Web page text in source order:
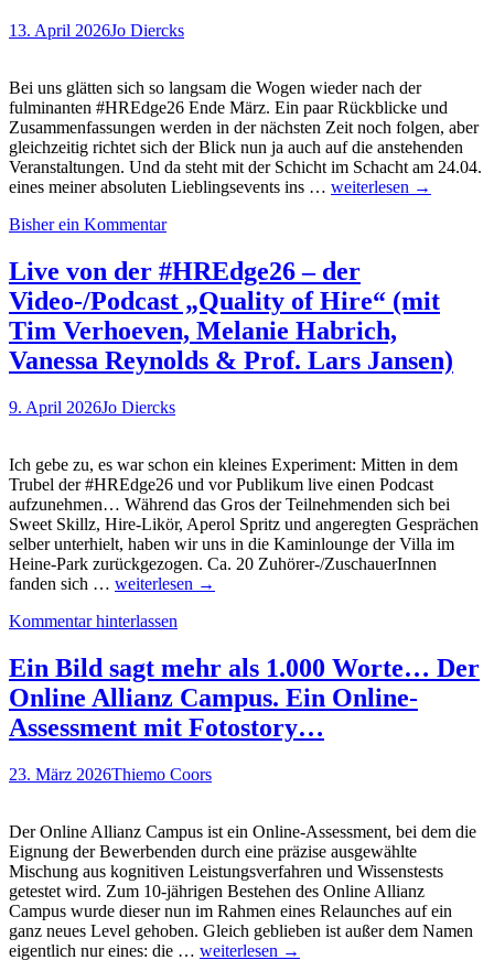
Ein
Gastartikel
von
Indicium-
CEO
Nabil
el
13. April 2026Jo Diercks
Bei uns glätten sich so langsam die Wogen wieder nach der
fulminanten #HREdge26 Ende März. Ein paar Rückblicke und
Zusammenfassungen werden in der nächsten Zeit noch folgen, aber
gleichzeitig richtet sich der Blick nun ja auch auf die anstehenden
Veranstaltungen. Und da steht mit der Schicht im Schacht am 24.04.
eines meiner absoluten Lieblingsevents ins … Alles
(M)Ein
Thema
auf
der
„Schicht
im
Duisburg
weiterlesen →
Bisher ein Kommentar
Live von der #HREdge26 – der
Video-/Podcast „Quality of Hire“ (mit
Tim Verhoeven, Melanie Habrich,
Vanessa Reynolds & Prof. Lars Jansen)
9. April 2026Jo Diercks
Ich gebe zu, es war schon ein kleines Experiment: Mitten in dem
Trubel der #HREdge26 und vor Publikum live einen Podcast
aufzunehmen… Während das Gros der Teilnehmenden sich bei
Sweet Skillz, Hire-Likör, Aperol Spritz und angeregten Gesprächen
selber unterhielt, haben wir uns in die Kaminlounge der Villa im
Heine-Park zurückgezogen. Ca. 20 Zuhörer-/ZuschauerInnen
fanden sich … Live
der
–
der
Video-/Podcast
„Quality
of
(mit
Melanie
Habrich,
Vanessa
Reynolds
&
Prof.
Lars
weiterlesen →
Kommentar hinterlassen
Ein Bild sagt mehr als 1.000 Worte… Der
Online Allianz Campus. Ein Online-
Assessment mit Fotostory…
23. März 2026Thiemo Coors
Der Online Allianz Campus ist ein Online-Assessment, bei dem die
Eignung der Bewerbenden durch eine präzise ausgewählte
Mischung aus kognitiven Leistungsverfahren und Wissenstests
getestet wird. Zum 10-jährigen Bestehen des Online Allianz
Campus wurde dieser nun im Rahmen eines Relaunches auf ein
ganz neues Level gehoben. Gleich geblieben ist außer dem Namen
eigentlich nur eines: die … Ein
weiterlesen →